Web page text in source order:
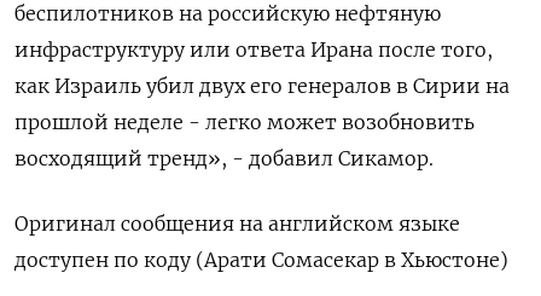
беспилотников на российскую нефтяную
инфраструктуру или ответа Ирана после того,
как Израиль убил двух его генералов в Сирии на
прошлой неделе - легко может возобновить
восходящий тренд», - добавил Сикамор.
Оригинал сообщения на английском языке
доступен по коду (Арати Сомасекар в Хьюстоне)